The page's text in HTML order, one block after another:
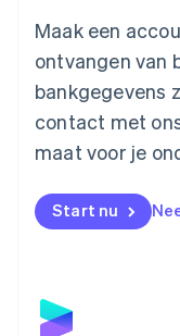
Maak een
ontvangen van
bankgegevens
contact met
maat voor je
Start nu
English
Malta
English
Mexico
Nederland
Nederlands
English
Noorwegen
Polen
English